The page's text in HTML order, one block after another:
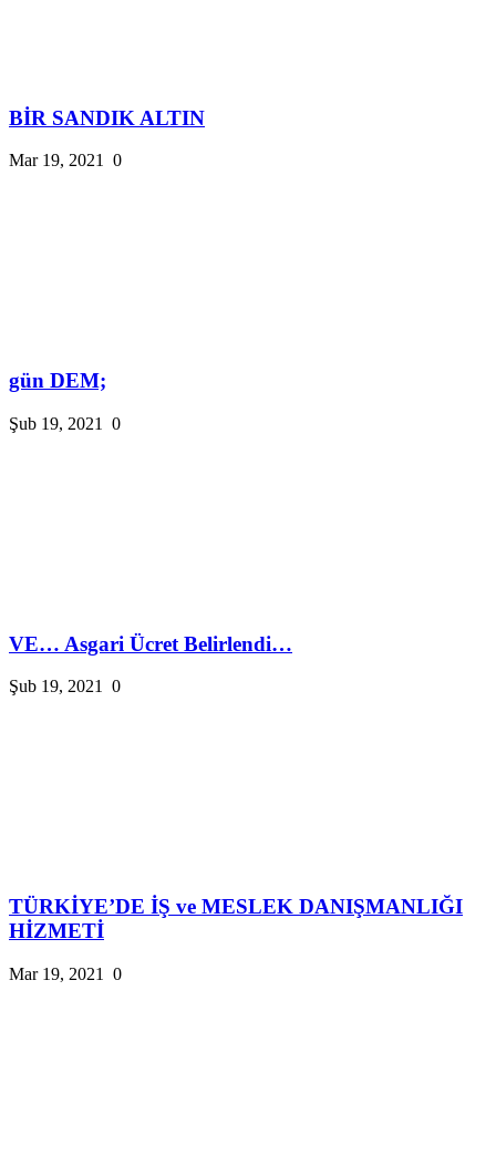
BİR SANDIK ALTIN
Mar 19, 2021 0
gün DEM;
Şub 19, 2021 0
VE… Asgari Ücret Belirlendi…
Şub 19, 2021 0
TÜRKİYE’DE İŞ ve MESLEK DANIŞMANLIĞI
HİZMETİ
Mar 19, 2021 0